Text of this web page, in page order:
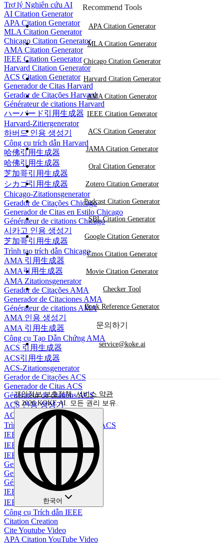
Trợ lý Nghiên cứu AI
AI Citation Generator
APA Citation Generator
MLA Citation Generator
Chicago Citation Generator
AMA Citation Generator
IEEE Citation Generator
Harvard Citation Generator
ACS Citation Generator
Generador de Citas Harvard
Gerador de Citações Harvard
Générateur de citations Harvard
ハーバード引用生成器
Harvard-Zitiergenerator
하버드 인용 생성기
Công cụ trích dẫn Harvard
哈佛引用生成器
哈佛引用生成器
芝加哥引用生成器
シカゴ引用生成器
Chicago-Zitationsgenerator
Gerador de Citações Chicago
Generador de Citas en Estilo Chicago
Générateur de citations Chicago
시카고 인용 생성기
芝加哥引用生成器
Trình tạo trích dẫn Chicago
AMA 引用生成器
AMA引用生成器
AMA Zitationsgenerator
Gerador de Citações AMA
Generador de Citaciones AMA
Générateur de citations AMA
AMA 인용 생성기
AMA 引用生成器
Công cụ Tạo Dẫn Chứng AMA
ACS 引用生成器
ACS引用生成器
ACS-Zitationsgenerator
Gerador de Citações ACS
Generador de Citas ACS
Générateur de citations ACS
ACS 인용 생성기
ACS 引文生成器
Trình Tạo Tài Liệu Trích Dẫn ACS
IEEE 引用生成器
IEEE引用生成器
IEEE-Zitationsgenerator
Gerador de Citações IEEE
Generador de citas IEEE
Générateur de citations IEEE
IEEE 인용 생성기
IEEE 參考文獻生成器
Công cụ Trích dẫn IEEE
Citation Creation
Cite Youtube Video
APA Citation YouTube Video
Recommend Tools
APA Citation Generator
MLA Citation Generator
Chicago Citation Generator
Harvard Citation Generator
AMA Citation Generator
IEEE Citation Generator
ACS Citation Generator
JAMA Citation Generator
Oral Citation Generator
Zotero Citation Generator
Podcast Citation Generator
SBL Citation Generator
Google Citation Generator
Cmos Citation Generator
Movie Citation Generator
Checker Tool
Book Reference Generator
문의하기
service@koke.ai
개인정보 보호정책,서비스 약관
© 2026 KOKE AI. 모든 권리 보유.
한국어